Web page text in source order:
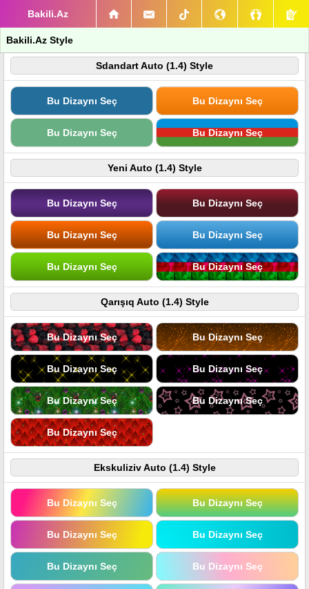
Bakili.Az
Bakili.Az Style
Sdandart Auto (1.4) Style
Bu Dizaynı Seç Bu Dizaynı Seç
Bu Dizaynı Seç Bu Dizaynı Seç
Yeni Auto (1.4) Style
Bu Dizaynı Seç Bu Dizaynı Seç
Bu Dizaynı Seç Bu Dizaynı Seç
Bu Dizaynı Seç Bu Dizaynı Seç
Qarışıq Auto (1.4) Style
Bu Dizaynı Seç Bu Dizaynı Seç
Bu Dizaynı Seç Bu Dizaynı Seç
Bu Dizaynı Seç Bu Dizaynı Seç
Bu Dizaynı Seç
Ekskuliziv Auto (1.4) Style
Bu Dizaynı Seç Bu Dizaynı Seç
Bu Dizaynı Seç Bu Dizaynı Seç
Bu Dizaynı Seç Bu Dizaynı Seç